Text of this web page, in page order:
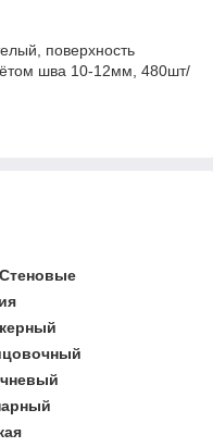
поверхность
шва 10-12мм, 480шт/